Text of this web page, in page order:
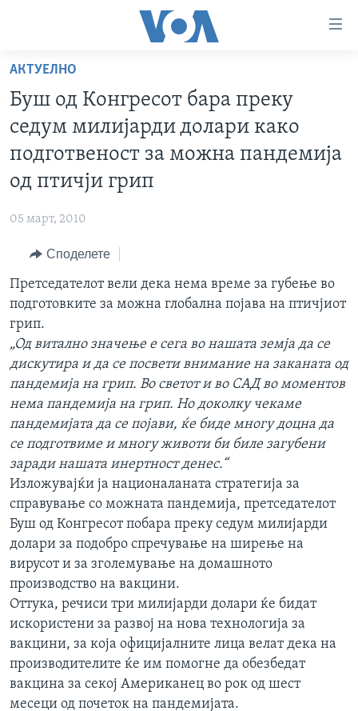
пристапност
Премини
на
главната
содржина
до
страната
навигација
РУБРИКИ
МАКЕДОНИЈА
ЕКОНОМИЈА
ПОЛИТИКА
ЗДРАВЈЕ
УМЕТНОСТ И ЗАБАВА
ИНТЕРВЈУА
ФОТОГАЛЕРИИ
ДОКУМЕНТАРЦИ
NEWSFLASH - АРХИВА
ВЕСТИ ОД САД ВО МИНУТА - АРХИВА
ИЗБОРИ ВО САД 2020 - АРХИВА
ЗА НАС
НАКУСО...
Јазици
АКТУЕЛНО
Буш од Конгресот бара преку
седум милијарди долари како
подготвеност за можна пандемија
од птичји грип
05 март, 2010
Споделете
Претседателот вели дека нема време за губење во
подготовките за можна глобална појава на птичјиот
грип.
„Од витално значење е сега во нашата земја да се
дискутира и да се посвети внимание на заканата од
пандемија на грип. Во светот и во САД во моментов
нема пандемија на грип. Но доколку чекаме
пандемијата да се појави, ќе биде многу доцна да
се подготвиме и многу животи би биле загубени
заради нашата инертност денес.“
Изложувајќи ја националаната стратегија за
справување со можната пандемија, претседателот
Буш од Конгресот побара преку седум милијарди
долари за подобро спречување на ширење на
вирусот и за зголемување на домашното
производство на вакцини.
Оттука, речиси три милијарди долари ќе бидат
искористени за развој на нова технологија за
вакцини, за која официјалните лица велат дека на
производителите ќе им помогне да обезбедат
вакцина за секој Американец во рок од шест
месеци од почеток на пандемијата.